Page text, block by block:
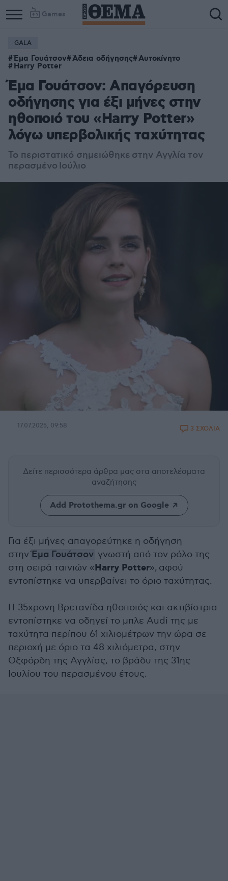
Games
GALA
Έμα Γουάτσον Άδεια οδήγησης Αυτοκίνητο
Harry Potter
Έμα Γουάτσον: Απαγόρευση
οδήγησης για έξι μήνες στην
ηθοποιό του «Harry Potter»
λόγω υπερβολικής ταχύτητας
Το περιστατικό σημειώθηκε στην Αγγλία τον
περασμένο Ιούλιο
17.07.2025, 09:58 3 ΣΧΟΛΙΑ
Δείτε περισσότερα άρθρα μας στα αποτελέσματα
αναζήτησης
Add Protothema.gr on Google
Για έξι μήνες απαγορεύτηκε η οδήγηση
στηνΈμα Γουάτσον γνωστή από τον ρόλο της
στη σειρά ταινιών «Harry Potter», αφού
εντοπίστηκε να υπερβαίνει το όριο ταχύτητας.
Η 35χρονη Βρετανίδα ηθοποιός και ακτιβίστρια
εντοπίστηκε να οδηγεί το μπλε Audi της με
ταχύτητα περίπου 61 χιλιομέτρων την ώρα σε
περιοχή με όριο τα 48 χιλιόμετρα, στην
Οξφόρδη της Αγγλίας, το βράδυ της 31ης
Ιουλίου του περασμένου έτους.